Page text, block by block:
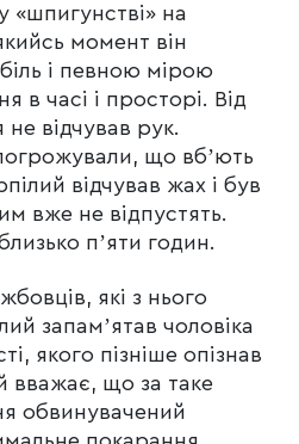
«шпигунстві» на
момент він
і певною мірою
в часі і просторі. Від
не відчував рук.
що вбʼють
відчував жах і був
вже не відпустять.
пʼяти годин.
які з нього
запамʼятав чоловіка
якого пізніше опізнав
вважає, що за таке
обвинувачений